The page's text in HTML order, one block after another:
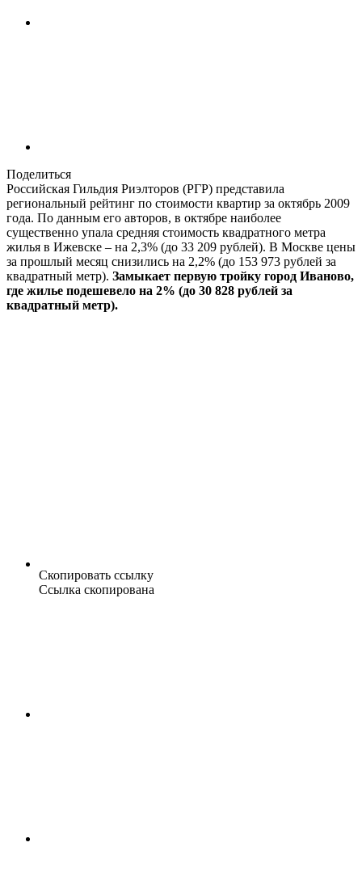
Поделиться
Российская Гильдия Риэлторов (РГР) представила
региональный рейтинг по стоимости квартир за октябрь 2009
года. По данным его авторов, в октябре наиболее
существенно упала средняя стоимость квадратного метра
жилья в Ижевске – на 2,3% (до 33 209 рублей). В Москве цены
за прошлый месяц снизились на 2,2% (до 153 973 рублей за
квадратный метр). Замыкает первую тройку город Иваново,
где жилье подешевело на 2% (до 30 828 рублей за
квадратный метр).
Скопировать ссылку
Ссылка скопирована